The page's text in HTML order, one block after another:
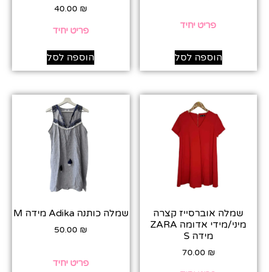
פריט יחיד
הוספה לסל
40.00 ₪
פריט יחיד
הוספה לסל
שמלה אוברסייז קצרה
מיני/מידי אדומה ZARA
מידה S
70.00 ₪
שמלה כותנה Adika מידה M
50.00 ₪
פריט יחיד